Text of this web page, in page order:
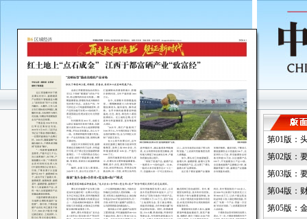
第01版：
第02版：
第03版：
第04版：
第05版：